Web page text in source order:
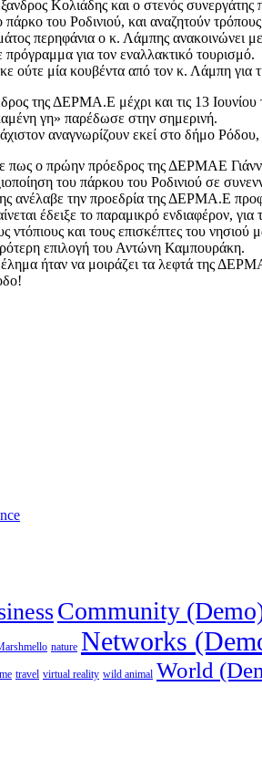
Κολιάδης και ο στενός
πάρκο του Ροδινιού, και αναζητούν
περηφάνια ο κ. Λάμπης ανακοινώνει
για τον εναλλακτικό τουρισμό.
ούτε μία κουβέντα από τον κ. Λάμπη για
της ΔΕΡΜΑ.Ε μέχρι και τις 13
γη» παρέδωσε στην σημερινή.
αναγνωρίζουν εκεί στο δήμο
ο πρώην πρόεδρος της ΔΕΡΜΑΕ Γιάννης
του πάρκου του Ροδινιού σε
ανέλαβε την προεδρία της ΔΕΡΜΑ.Ε
έδειξε το παραμικρό ενδιαφέρον,
ντόπιους και τους επισκέπτες του
επιλογή του Αντώνη Καμπουράκη.
ήταν να μοιράζει τα λεφτά της
Community
nature Networks
travel virtual reality wild animal World